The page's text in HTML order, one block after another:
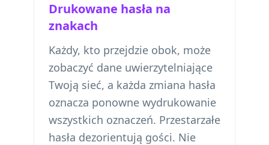
Drukowane hasła na
znakach
Każdy, kto przejdzie obok, może
zobaczyć dane uwierzytelniające
Twoją sieć, a każda zmiana hasła
oznacza ponowne wydrukowanie
wszystkich oznaczeń. Przestarzałe
hasła dezorientują gości. Nie